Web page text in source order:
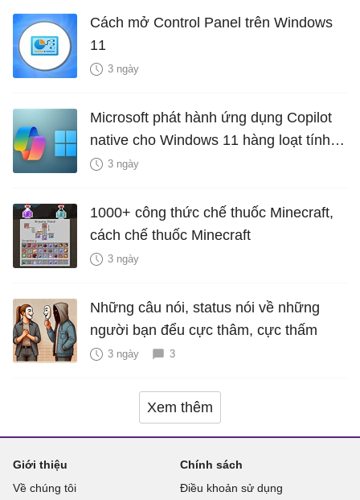
Cách mở Control Panel trên Windows
11
3 ngày
Microsoft phát hành ứng dụng Copilot
native cho Windows 11 hàng loạt tính
năng mới Hữu Ích
3 ngày
1000+ công thức chế thuốc Minecraft,
cách chế thuốc Minecraft
3 ngày
Những câu nói, status nói về những
người bạn đểu cực thâm, cực thấm
3 ngày 3
Xem thêm
Giới thiệu
Về chúng tôi
Chính sách
Điều khoản sử dụng